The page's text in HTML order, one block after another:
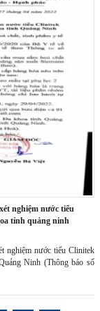
tỉnh quảng ninh
nghiệm nước tiểu Clinitek
Ninh (Thông báo số